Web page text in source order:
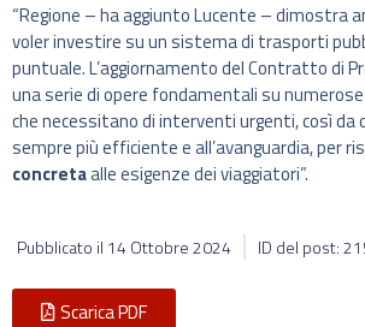
“Regione – ha aggiunto Lucente – dimostra
voler investire su un sistema di trasporti
puntuale. L’aggiornamento del Contratto di
una serie di opere fondamentali su
che necessitano di interventi urgenti, così da
sempre più efficiente e all’avanguardia, per
concretaalle esigenze dei viaggiatori”.
Pubblicato il 14 Ottobre 2024 ID del post:
Scarica PDF